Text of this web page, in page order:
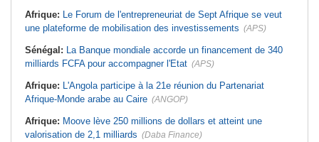
Afrique: Le Forum de l'entrepreneuriat de Sept Afrique se veut
une plateforme de mobilisation des investissements (APS)
Sénégal: La Banque mondiale accorde un financement de 340
milliards FCFA pour accompagner l'Etat (APS)
Afrique: L'Angola participe à la 21e réunion du Partenariat
Afrique-Monde arabe au Caire (ANGOP)
Afrique: Moove lève 250 millions de dollars et atteint une
valorisation de 2,1 milliards (Daba Finance)